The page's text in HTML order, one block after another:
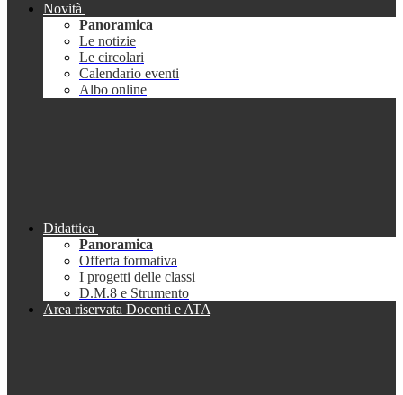
Novità
Panoramica
Le notizie
Le circolari
Calendario eventi
Albo online
Didattica
Panoramica
Offerta formativa
I progetti delle classi
D.M.8 e Strumento
Area riservata Docenti e ATA